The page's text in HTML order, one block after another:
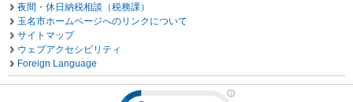
夜間・休日納税相談（税務課）
玉名市ホームページへのリンクについて
サイトマップ
ウェブアクセシビリティ
Foreign Language